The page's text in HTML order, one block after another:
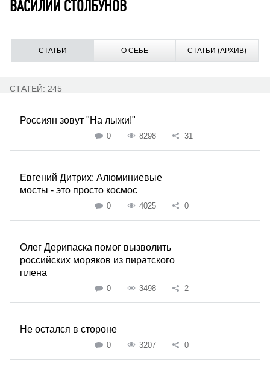
ВАСИЛИЙ СТОЛБУНОВ
СТАТЬИ О СЕБЕ СТАТЬИ (АРХИВ)
СТАТЕЙ: 245
Россиян зовут "На лыжи!"
0 8298 31
Евгений Дитрих: Алюминиевые
мосты - это просто космос
0 4025 0
Олег Дерипаска помог вызволить
российских моряков из пиратского
плена
0 3498 2
Не остался в стороне
0 3207 0